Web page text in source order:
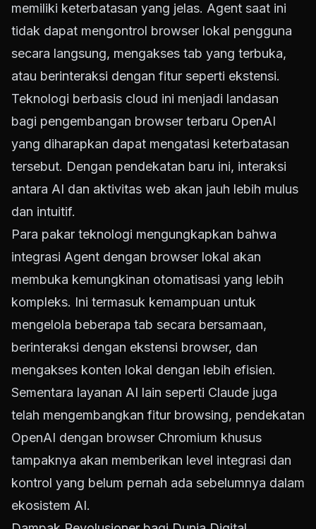
memiliki keterbatasan yang jelas. Agent saat ini
tidak dapat mengontrol browser lokal pengguna
secara langsung, mengakses tab yang terbuka,
atau berinteraksi dengan fitur seperti ekstensi.
Teknologi berbasis cloud ini menjadi landasan
bagi pengembangan browser terbaru OpenAI
yang diharapkan dapat mengatasi keterbatasan
tersebut. Dengan pendekatan baru ini, interaksi
antara AI dan aktivitas web akan jauh lebih mulus
dan intuitif.
Para pakar teknologi mengungkapkan bahwa
integrasi Agent dengan browser lokal akan
membuka kemungkinan otomatisasi yang lebih
kompleks. Ini termasuk kemampuan untuk
mengelola beberapa tab secara bersamaan,
berinteraksi dengan ekstensi browser, dan
mengakses konten lokal dengan lebih efisien.
Sementara layanan AI lain seperti Claude juga
telah mengembangkan fitur browsing, pendekatan
OpenAI dengan browser Chromium khusus
tampaknya akan memberikan level integrasi dan
kontrol yang belum pernah ada sebelumnya dalam
ekosistem AI.